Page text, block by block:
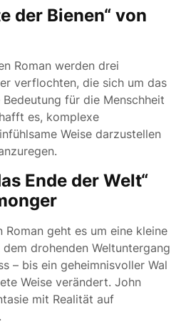
der Bienen“ von
Roman werden drei
verflochten, die sich um das
für die Menschheit
es, komplexe
Weise darzustellen
Ende der Welt“
Roman geht es um eine kleine
drohenden Weltuntergang
– bis ein geheimnisvoller Wal
Weise verändert. John
mit Realität auf